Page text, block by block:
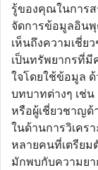
รู้ของคุณในการส
จัดการข้อมูลอินพุ
เห็นถึงความเชี่
เป็นทรัพยากรที่มี
ใจโดยใช้ข้อมูล
บทบาทต่างๆ เช่
หรือผู้เชี่ยวชาญด้
ในด้านการวิเคร
หลายคนที่เตรียม
มักพบกับความย